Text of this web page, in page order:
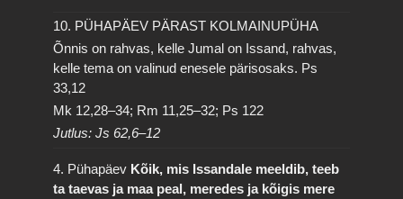
10. PÜHAPÄEV PÄRAST KOLMAINUPÜHA
Õnnis on rahvas, kelle Jumal on Issand, rahvas,
kelle tema on valinud enesele pärisosaks. Ps
33,12
Mk 12,28–34; Rm 11,25–32; Ps 122
Jutlus: Js 62,6–12
4. Pühapäev Kõik, mis Issandale meeldib, teeb
ta taevas ja maa peal, meredes ja kõigis mere